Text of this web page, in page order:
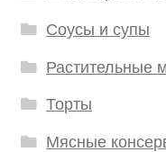
Соусы и супы
Растительные
Торты
Мясные